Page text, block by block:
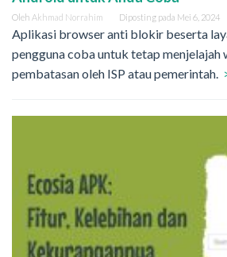
Oleh Akhmad Norrahim Diposting pada Mei 6, 2024
Aplikasi browser anti blokir beserta
pengguna coba untuk tetap menjelajah
pembatasan oleh ISP atau pemerintah.